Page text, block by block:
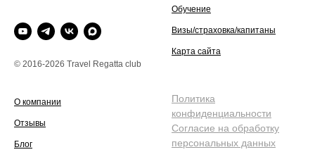
© 2016-2026 Travel Regatta club
Обучение
Визы/страховка/капитаны
Карта сайта
О компании
Отзывы
Блог
Политика
конфиденциальности
Согласие на обработку
персональных данных